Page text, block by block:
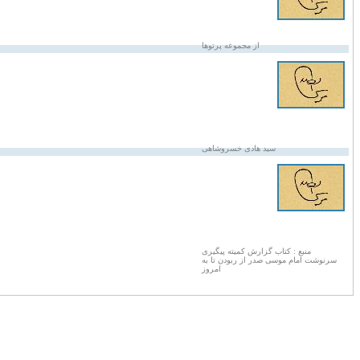
از مجموعه پرتوها
سید هادی خسروشاهی
منبع : کتاب گزارش کمیته پیگیری
سرنوشت امام موسی صدر از ربودن تا به
امروز